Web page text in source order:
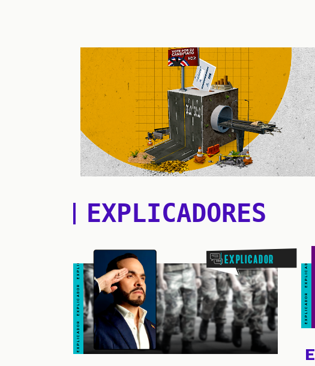
EXPLICADORES
EXPLICADOR EXPLICADOR EXPLICADOR EXPLICADOR EXPLICADOR EXPLICADOR Explicador EXPLICADOR EXPLICADOR EXPLICADOR EXPLICADOR EXPLICADOR EXPLICADOR